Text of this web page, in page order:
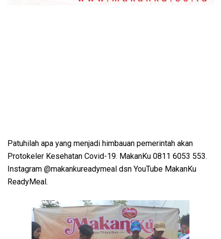
Patuhilah apa yang menjadi himbauan pemerintah akan
Protokeler Kesehatan Covid-19. MakanKu 0811 6053 553.
Instagram @makankureadymeal dsn YouTube MakanKu
ReadyMeal.